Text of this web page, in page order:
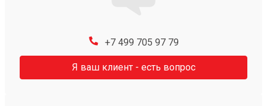
+7 499 705 97 79
Я ваш клиент - есть вопрос